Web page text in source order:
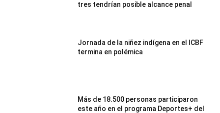
tres tendrían posible alcance penal
Jornada de la niñez indígena en el ICBF
termina en polémica
Más de 18.500 personas participaron
este año en el programa Deportes+ del